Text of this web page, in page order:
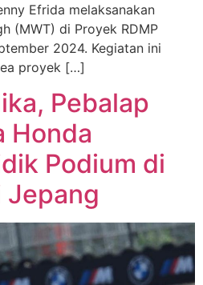
Efrida melaksanakan
(MWT) di Proyek RDMP
2024. Kegiatan ini
proyek […]
Pebalap
Honda
Podium di
Jepang